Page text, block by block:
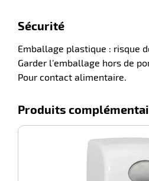
Sécurité
Emballage plastique : risque
Garder l’emballage hors de
Pour contact alimentaire.
Produits